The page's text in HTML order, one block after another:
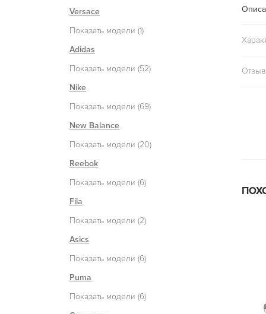
Versace
Показать модели (1)
Adidas
Показать модели (52)
Nike
Показать модели (69)
New Balance
Показать модели (20)
Reebok
Показать модели (6)
Fila
Показать модели (2)
Asics
Показать модели (6)
Puma
Показать модели (6)